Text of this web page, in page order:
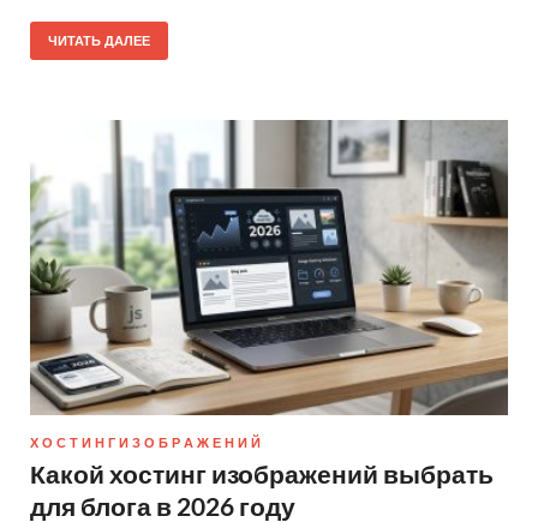
ЧИТАТЬ ДАЛЕЕ
Х О С Т И Н Г И З О Б Р А Ж Е Н И Й
Какой хостинг изображений выбрать
для блога в 2026 году